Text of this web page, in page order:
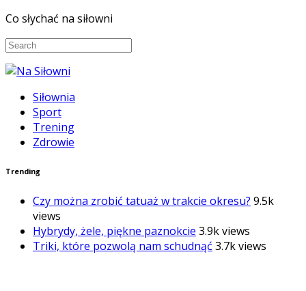
Co słychać na siłowni
Siłownia
Sport
Trening
Zdrowie
Trending
Czy można zrobić tatuaż w trakcie okresu? 9.5k
views
Hybrydy, żele, piękne paznokcie 3.9k views
Triki, które pozwolą nam schudnąć 3.7k views